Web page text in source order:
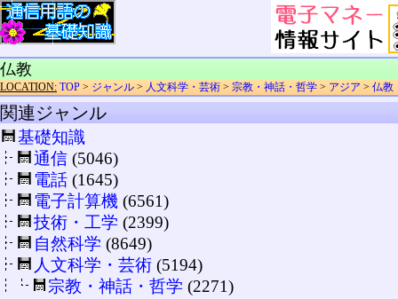
仏教
LOCATION: TOP > ジャンル > 人文科学・芸術 > 宗教・神話・哲学 > アジア > 仏教
関連ジャンル
基礎知識
通信 (5046)
電話 (1645)
電子計算機 (6561)
技術・工学 (2399)
自然科学 (8649)
人文科学・芸術 (5194)
宗教・神話・哲学 (2271)